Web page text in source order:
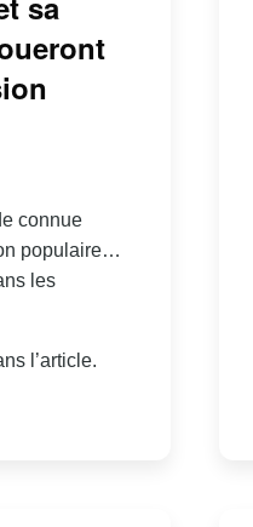
connue
populaire…
les
l’article.